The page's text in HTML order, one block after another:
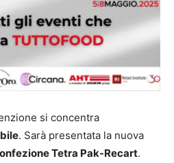
si concentra
. Sarà presentata la nuova
Tetra Pak-Recart.